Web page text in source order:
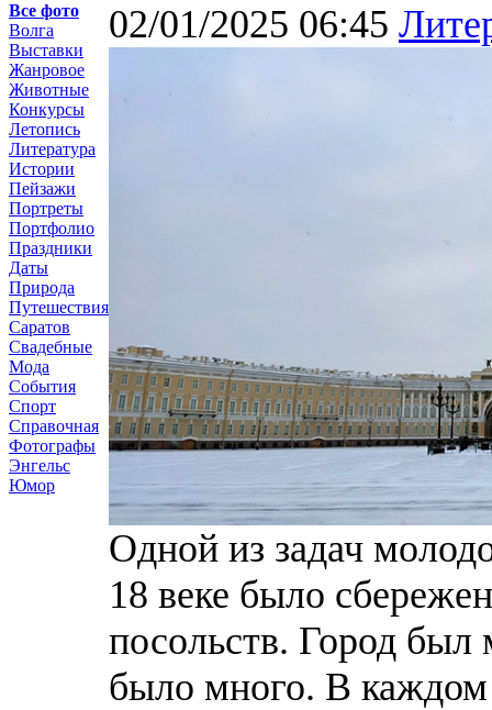
Все фото
Волга
Выставки
Жанровое
Животные
Конкурсы
Летопись
Литература
Истории
Пейзажи
Портреты
Портфолио
Праздники
Даты
Природа
Путешествия
Саратов
Свадебные
Мода
События
Спорт
Справочная
Фотографы
Энгельс
Юмор
02/01/2025 06:45
Одной из задач
18 веке было
посольств. Город
было много. В каждом